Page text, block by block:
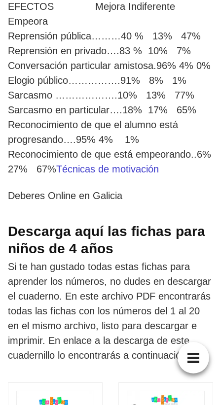
EFECTOS Mejora Indiferente
Empeora
Reprensión pública………40 % 13% 47%
Reprensión en privado….83 % 10% 7%
Conversación particular amistosa.96% 4% 0%
Elogio público…………….91% 8% 1%
Sarcasmo ……………….10% 13% 77%
Sarcasmo en particular….18% 17% 65%
Reconocimiento de que el alumno está
progresando….95% 4% 1%
Reconocimiento de que está empeorando..6%
27% 67%Técnicas de motivación
Deberes Online en Galicia
Descarga aquí las fichas para
niños de 4 años
Si te han gustado todas estas fichas para
aprender los números, no dudes en descargar
el cuaderno. En este archivo PDF encontrarás
todas las fichas con los números del 1 al 20
en el mismo archivo, listo para descargar e
imprimir. En enlace a la descarga de este
cuadernillo lo encontrarás a continuación.